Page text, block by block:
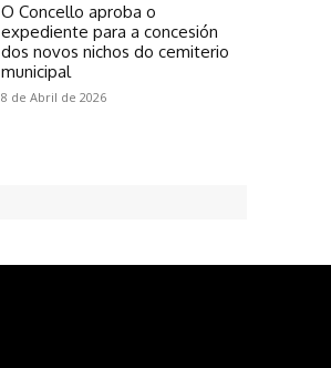
O Concello aproba o
expediente para a concesión
dos novos nichos do cemiterio
municipal
8 de Abril de 2026